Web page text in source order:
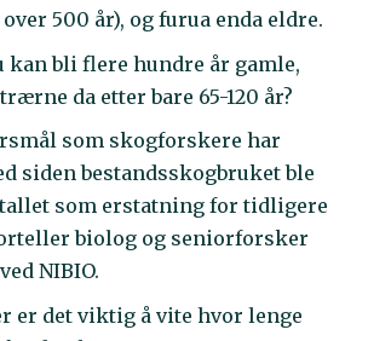
500 år), og furua enda eldre.
kan bli flere hundre år gamle,
da etter bare 65-120 år?
som skogforskere har
siden bestandsskogbruket ble
som erstatning for tidligere
biolog og seniorforsker
NIBIO.
er det viktig å vite hvor lenge